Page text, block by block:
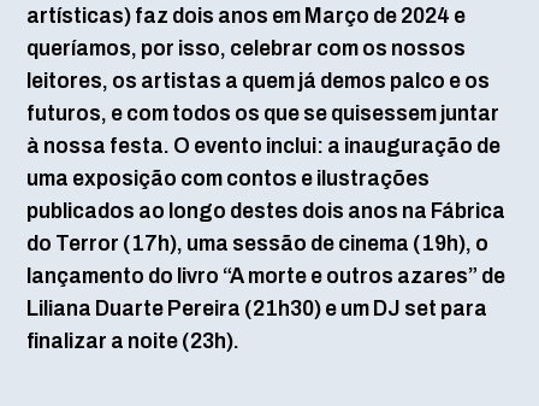
artísticas) faz dois anos em Março de 2024 e
queríamos, por isso, celebrar com os nossos
leitores, os artistas a quem já demos palco e os
futuros, e com todos os que se quisessem juntar
à nossa festa. O evento inclui: a inauguração de
uma exposição com contos e ilustrações
publicados ao longo destes dois anos na Fábrica
do Terror (17h), uma sessão de cinema (19h), o
lançamento do livro “A morte e outros azares” de
Liliana Duarte Pereira (21h30) e um DJ set para
finalizar a noite (23h).